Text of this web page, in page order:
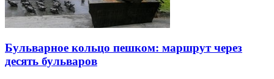
Бульварное кольцо пешком: маршрут через
десять бульваров